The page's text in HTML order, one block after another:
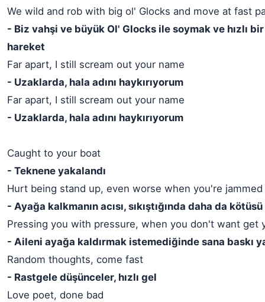
We wild and rob with big ol' Glocks and move at fast
- Biz vahşi ve büyük Ol' Glocks ile soymak ve hızlı
hareket
Far apart, I still scream out your name
- Uzaklarda, hala adını haykırıyorum
Far apart, I still scream out your name
- Uzaklarda, hala adını haykırıyorum
Caught to your boat
- Teknene yakalandı
Hurt being stand up, even worse when you're jammed
- Ayağa kalkmanın acısı, sıkıştığında daha da kötüsü
Pressing you with pressure, when you don't want get
- Aileni ayağa kaldırmak istemediğinde sana baskı
Random thoughts, come fast
- Rastgele düşünceler, hızlı gel
Love poet, done bad